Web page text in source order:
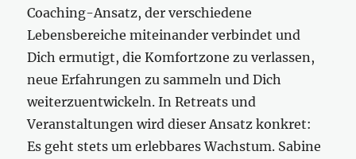
Coaching-Ansatz, der verschiedene
Lebensbereiche miteinander verbindet und
Dich ermutigt, die Komfortzone zu verlassen,
neue Erfahrungen zu sammeln und Dich
weiterzuentwickeln. In Retreats und
Veranstaltungen wird dieser Ansatz konkret:
Es geht stets um erlebbares Wachstum. Sabine